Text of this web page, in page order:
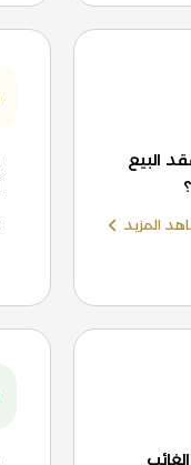
البيع
المزيد